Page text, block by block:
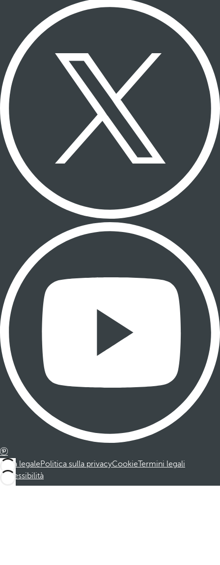
Nota legalePolitica sulla privacyCookieTermini legali
Accessibilità